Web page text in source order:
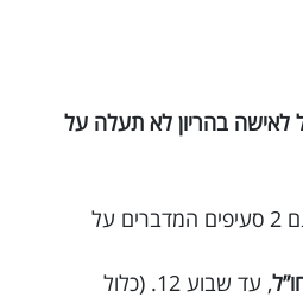
לאישה בהריון לא תעלה על
בחברות הביטוח ישנם 2 סעיפים המדברים על
, עד שבוע 12. (כלול